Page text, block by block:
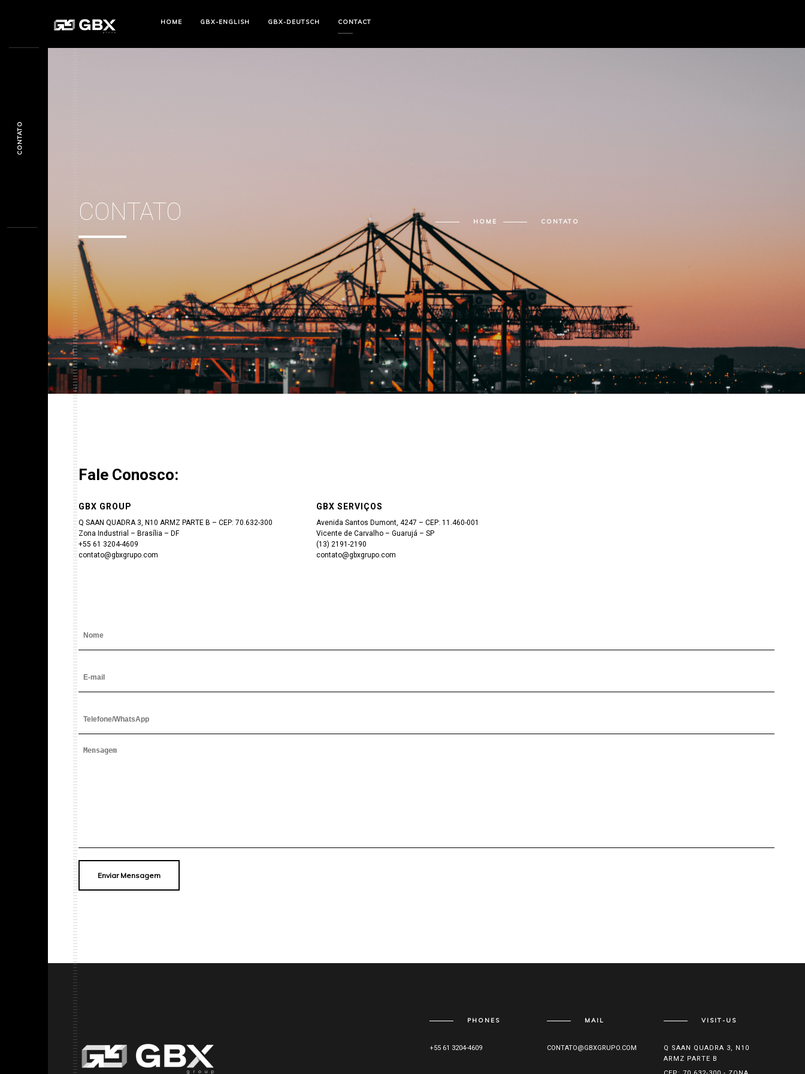
HOME GBX-ENGLISH GBX-DEUTSCH CONTACT
CONTATO HOME CONTATO
Fale Conosco:
GBX GROUP
Q SAAN QUADRA 3, N10 ARMZ PARTE B – CEP: 70.632-300
Zona Industrial – Brasília – DF
+55 61 3204-4609
contato@gbxgrupo.com
GBX SERVIÇOS
Avenida Santos Dumont, 4247 – CEP: 11.460-001
Vicente de Carvalho – Guarujá – SP
(13) 2191-2190
contato@gbxgrupo.com
PHONES
+55 61 3204-4609
MAIL
CONTATO@GBXGRUPO.COM
VISIT-US
Q SAAN QUADRA 3, N10
ARMZ PARTE B
CONTATO